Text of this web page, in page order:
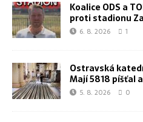
Koalice ODS a
proti stadionu
6. 8. 2026 1
Ostravská
Mají 5818 píšťal
5. 8. 2026 0